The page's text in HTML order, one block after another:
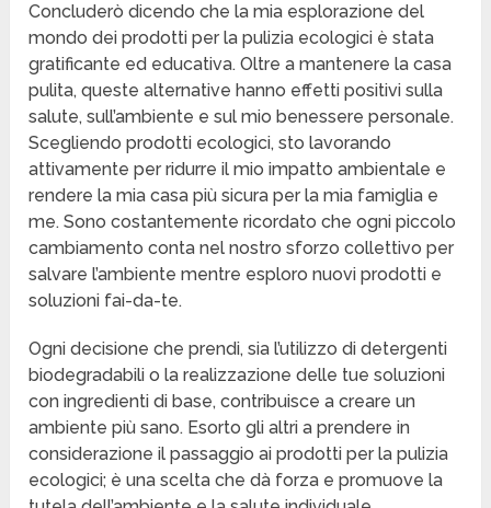
Concluderò dicendo che la mia esplorazione del
mondo dei prodotti per la pulizia ecologici è stata
gratificante ed educativa. Oltre a mantenere la casa
pulita, queste alternative hanno effetti positivi sulla
salute, sull’ambiente e sul mio benessere personale.
Scegliendo prodotti ecologici, sto lavorando
attivamente per ridurre il mio impatto ambientale e
rendere la mia casa più sicura per la mia famiglia e
me. Sono costantemente ricordato che ogni piccolo
cambiamento conta nel nostro sforzo collettivo per
salvare l’ambiente mentre esploro nuovi prodotti e
soluzioni fai-da-te.
Ogni decisione che prendi, sia l’utilizzo di detergenti
biodegradabili o la realizzazione delle tue soluzioni
con ingredienti di base, contribuisce a creare un
ambiente più sano. Esorto gli altri a prendere in
considerazione il passaggio ai prodotti per la pulizia
ecologici; è una scelta che dà forza e promuove la